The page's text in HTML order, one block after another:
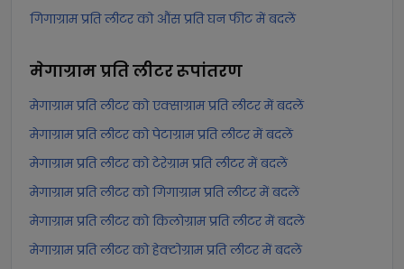
गिगाग्राम प्रति लीटर को औंस प्रति घन फीट में बदलें
मेगाग्राम प्रति लीटररूपांतरण
मेगाग्राम प्रति लीटर को एक्साग्राम प्रति लीटर में बदलें
मेगाग्राम प्रति लीटर को पेटाग्राम प्रति लीटर में बदलें
मेगाग्राम प्रति लीटर को टेरेग्राम प्रति लीटर में बदलें
मेगाग्राम प्रति लीटर को गिगाग्राम प्रति लीटर में बदलें
मेगाग्राम प्रति लीटर को किलोग्राम प्रति लीटर में बदलें
मेगाग्राम प्रति लीटर को हेक्टोग्राम प्रति लीटर में बदलें